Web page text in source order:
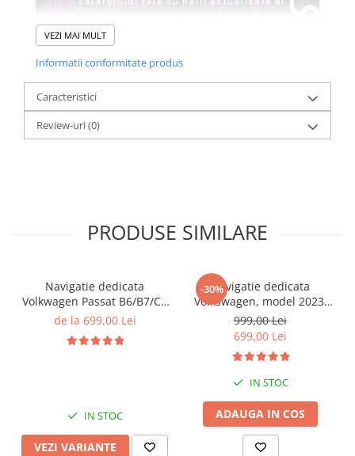
VEZI MAI MULT
Informatii conformitate produs
Caracteristici
Review-uri(0)
PRODUSE SIMILARE
Navigatie dedicata
Volkwagen Passat B6/B7/CC
Gri, 4GB RAM 64GB ROM,
Display QLED 10", DSP,
de la 699,00 Lei
IN STOC
VEZI VARIANTE
-30%Navigatie dedicata
Volkswagen, model 2023,
4GB RAM 64GB ROM,
Quadcore, Android 14,
Display QLED 7", DSP,
Carplay&Android Auto,
Suport camere AHD
999,00 Lei
699,00 Lei
IN STOC
ADAUGA IN COS